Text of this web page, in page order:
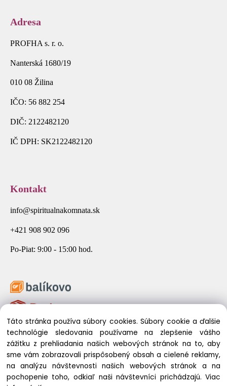
Adresa
PROFHA s. r. o.
Nanterská 1680/19
010 08 Žilina
IČO: 56 882 254
DIČ: 2122482120
IČ DPH: SK2122482120
Kontakt
info@spiritualnakomnata.sk
+421 908 902 096
Po-Piat: 9:00 - 15:00 hod.
© 2026 Spirituálna Komnata. Všetky práva vyhradené.
Táto stránka používa súbory cookies. Súbory cookie a ďalšie
technológie sledovania používame na zlepšenie vášho
zážitku z prehliadania našich webových stránok na to, aby
sme vám zobrazovali prispôsobený obsah a cielené reklamy,
na analýzu návštevnosti našich webových stránok a na
pochopenie toho, odkiaľ naši návštevníci prichádzajú.Viac